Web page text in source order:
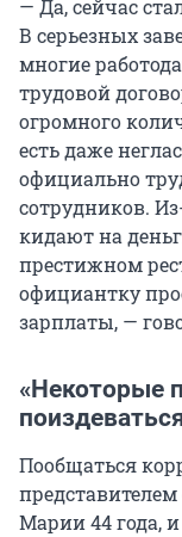
— Да, сейчас
В серьезных
многие
трудовой
огромного
есть даже
официально
сотрудников.
кидают на
престижном
официантку
зарплаты, —
«Некоторые
Пообщаться
Марии 44 года,